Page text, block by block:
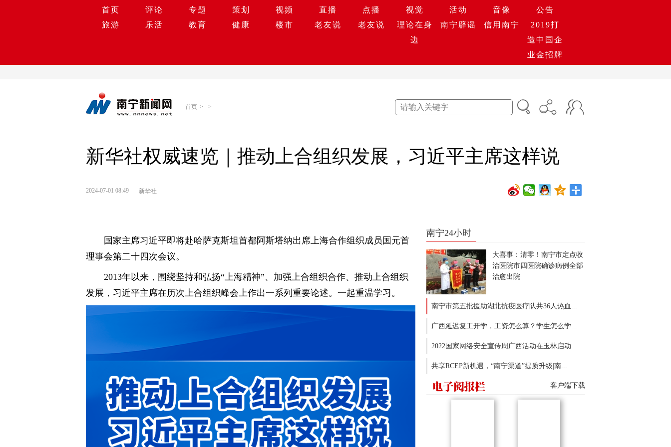
首页 评论 专题 策划 视频 直播 点播 视觉 活动 音像
公告
旅游
乐活 教育 健康 楼市 老友说 老友说
理论在身
边
南宁辟谣 信用南宁
2019打
造中国企
业金招牌
首页 > >
新华社权威速览｜推动上合组织发展，习近平主席这样说
2024-07-01 08:49 新华社
国家主席习近平即将赴哈萨克斯坦首都阿斯塔纳出席上海合作组织成员国元首
理事会第二十四次会议。
2013年以来，围绕坚持和弘扬“上海精神”、加强上合组织合作、推动上合组织
发展，习近平主席在历次上合组织峰会上作出一系列重要论述。一起重温学习。
南宁24小时
大喜事：清零！南宁市定点收
治医院市四医院确诊病例全部
治愈出院
南宁市第五批援助湖北抗疫医疗队共36人热血...
广西延迟复工开学，工资怎么算？学生怎么学...
2022国家网络安全宣传周广西活动在玉林启动
共享RCEP新机遇，“南宁渠道”提质升级|南...
客户端下载